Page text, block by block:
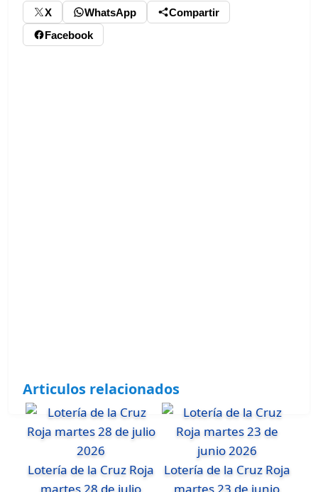
X WhatsApp
Compartir
Facebook
Articulos relacionados
Lotería de la Cruz Roja
martes 28 de julio
Lotería de la Cruz Roja
martes 23 de junio